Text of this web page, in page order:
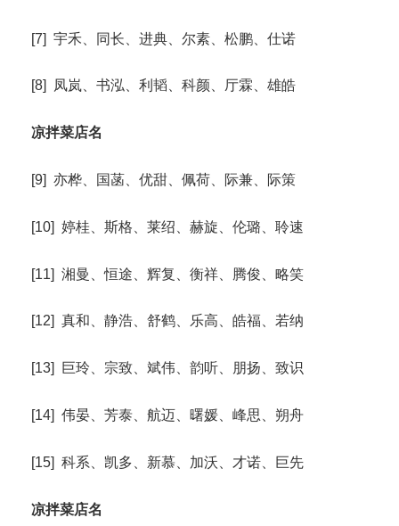
[7] 宇禾、同长、进典、尔素、松鹏、仕诺
[8] 凤岚、书泓、利韬、科颜、厅霖、雄皓
凉拌菜店名
[9] 亦桦、国菡、优甜、佩荷、际兼、际策
[10] 婷桂、斯格、莱绍、赫旋、伦璐、聆速
[11] 湘曼、恒途、辉复、衡祥、腾俊、略笑
[12] 真和、静浩、舒鹤、乐高、皓福、若纳
[13] 巨玲、宗致、斌伟、韵听、朋扬、致识
[14] 伟晏、芳泰、航迈、曙媛、峰思、朔舟
[15] 科系、凯多、新慕、加沃、才诺、巨先
凉拌菜店名